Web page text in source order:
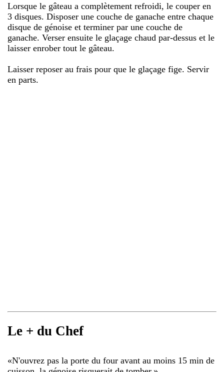
Lorsque le gâteau a complètement refroidi, le couper en
3 disques. Disposer une couche de ganache entre chaque
disque de génoise et terminer par une couche de
ganache. Verser ensuite le glaçage chaud par-dessus et le
laisser enrober tout le gâteau.
Laisser reposer au frais pour que le glaçage fige. Servir
en parts.
Le + du Chef
«N'ouvrez pas la porte du four avant au moins 15 min de